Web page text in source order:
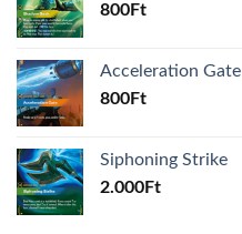
800Ft
Acceleration Gate
800Ft
Siphoning Strike
2.000Ft